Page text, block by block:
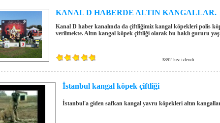
KANAL D HABERDE ALTIN KANGALLAR.
Kanal D haber kanalında da çiftliğimiz kangal köpekleri polis
verilmekte. Altın kangal köpek çiftliği olarak bu haklı gururu
3892 kez izlendi
İstanbul kangal köpek çiftliği
İstanbul'a giden safkan kangal yavru köpekleri altın